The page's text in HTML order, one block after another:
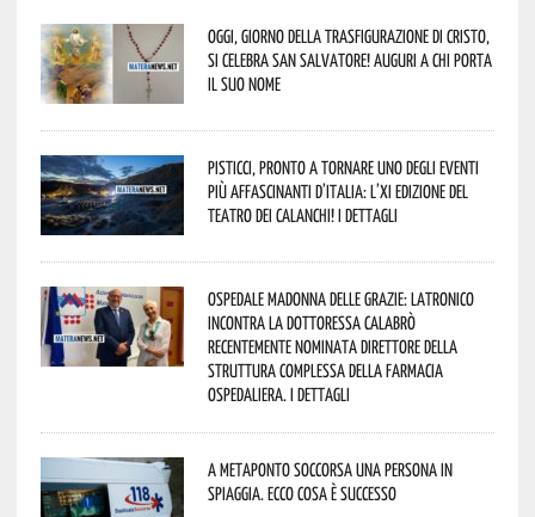
Oggi, giorno della Trasfigurazione di Cristo,
si celebra San Salvatore! Auguri a chi porta
il suo nome
Pisticci, pronto a tornare uno degli eventi
più affascinanti d’Italia: l’XI edizione del
Teatro dei Calanchi! I dettagli
Ospedale Madonna delle Grazie: Latronico
incontra la dottoressa Calabrò
recentemente nominata Direttore della
Struttura Complessa della Farmacia
Ospedaliera. I dettagli
A Metaponto soccorsa una persona in
spiaggia. Ecco cosa è successo